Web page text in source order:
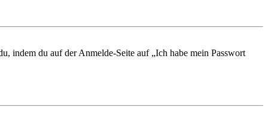
indem du auf der Anmelde-Seite auf „Ich habe mein Passwort